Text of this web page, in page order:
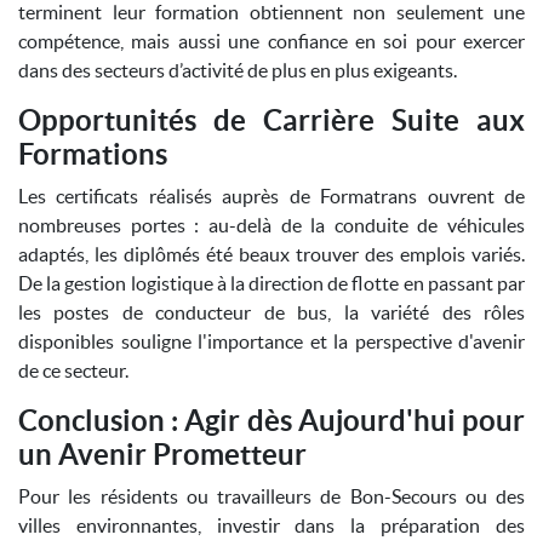
terminent leur formation obtiennent non seulement une
compétence, mais aussi une confiance en soi pour exercer
dans des secteurs d’activité de plus en plus exigeants.
Opportunités de Carrière Suite aux
Formations
Les certificats réalisés auprès de Formatrans ouvrent de
nombreuses portes : au-delà de la conduite de véhicules
adaptés, les diplômés été beaux trouver des emplois variés.
De la gestion logistique à la direction de flotte en passant par
les postes de conducteur de bus, la variété des rôles
disponibles souligne l'importance et la perspective d'avenir
de ce secteur.
Conclusion : Agir dès Aujourd'hui pour
un Avenir Prometteur
Pour les résidents ou travailleurs de Bon-Secours ou des
villes environnantes, investir dans la préparation des